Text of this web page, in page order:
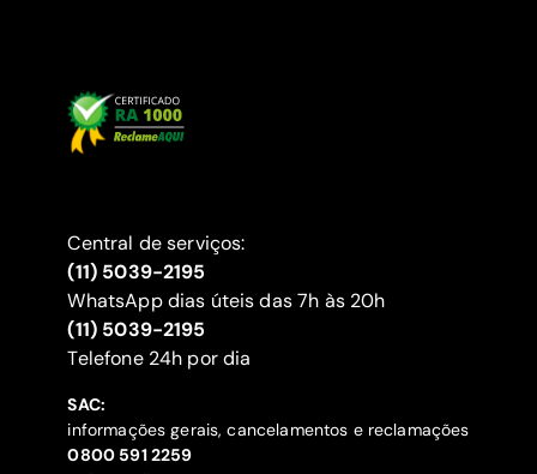
Central de serviços:
(11) 5039-2195
WhatsApp dias úteis das 7h às 20h
(11) 5039-2195
‍Telefone 24h por dia
SAC:
informações gerais, cancelamentos e reclamações
‍0800 591 2259